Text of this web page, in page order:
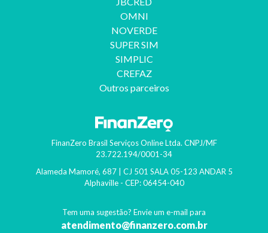
OMNI
NOVERDE
SUPER SIM
SIMPLIC
CREFAZ
Outros parceiros
FinanZero Brasil Serviços Online Ltda. CNPJ/MF
23.722.194/0001-34
Alameda Mamoré, 687 | CJ 501 SALA 05-123 ANDAR 5
Alphaville- CEP: 06454-040
Tem uma sugestão? Envie um e-mail para
atendimento@finanzero.com.br